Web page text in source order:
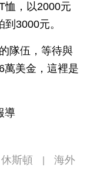
恤，以2000元
3000元。
隊伍，等待與
萬美金，這裡是
導
休斯頓
海外